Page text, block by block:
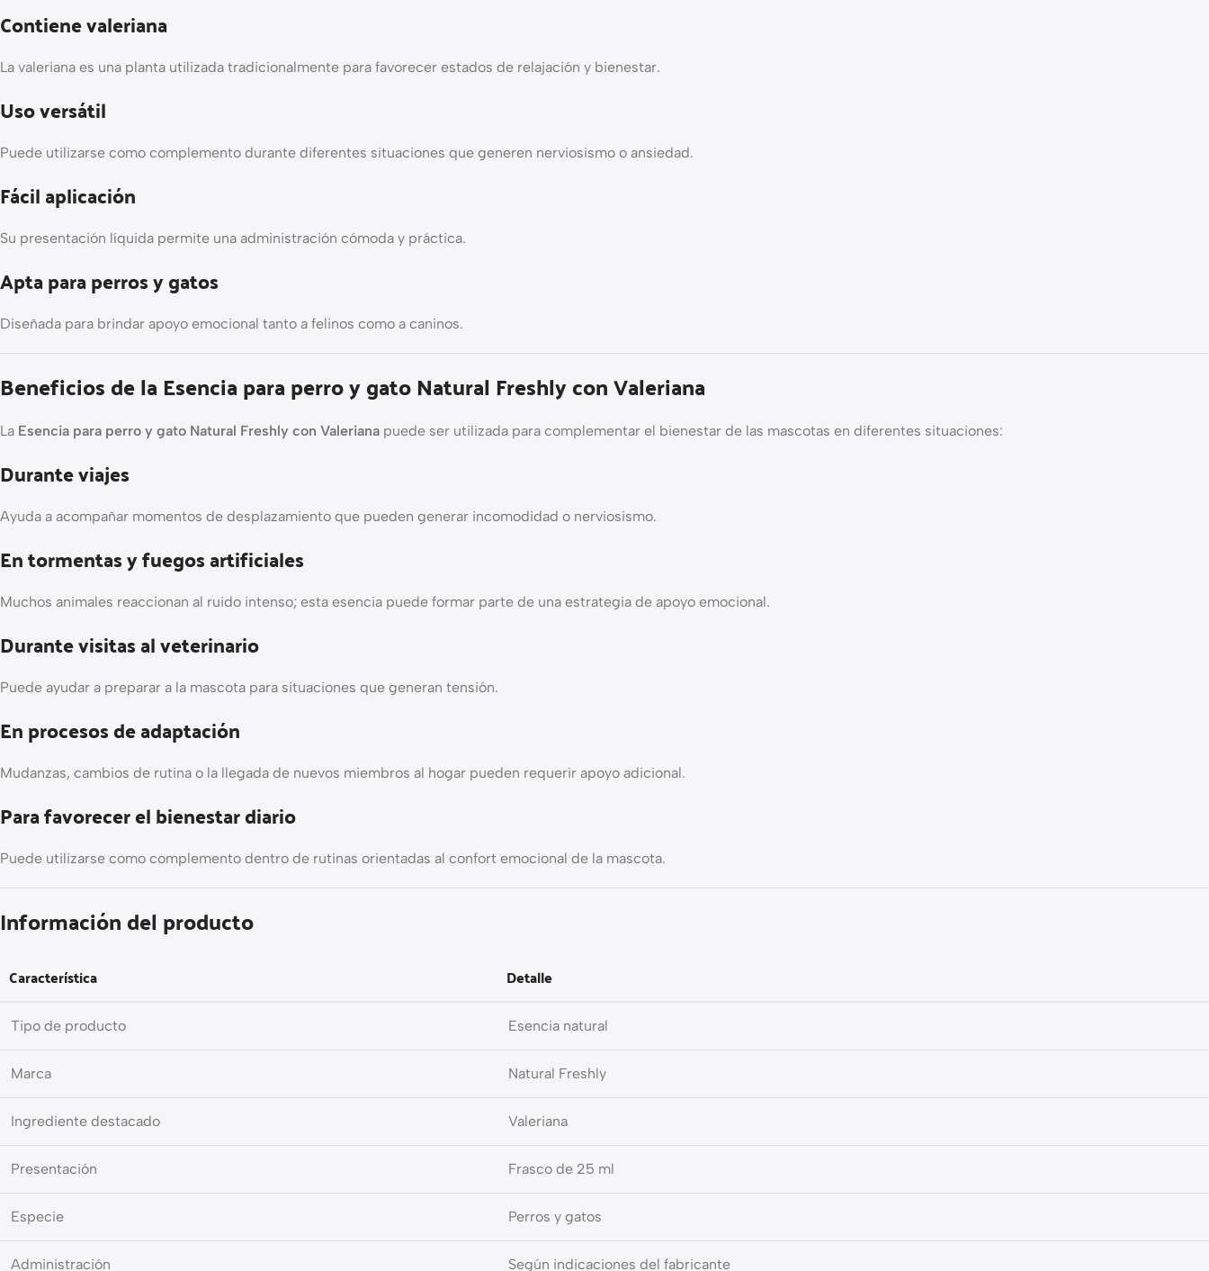
Contiene valeriana
La valeriana es una planta utilizada tradicionalmente para favorecer estados de relajación y bienestar.
Uso versátil
Puede utilizarse como complemento durante diferentes situaciones que generen nerviosismo o ansiedad.
Fácil aplicación
Su presentación líquida permite una administración cómoda y práctica.
Apta para perros y gatos
Diseñada para brindar apoyo emocional tanto a felinos como a caninos.
Beneficios de la Esencia para perro y gato Natural Freshly con Valeriana
La Esencia para perro y gato Natural Freshly con Valeriana puede ser utilizada para complementar el bienestar de las mascotas en diferentes situaciones:
Durante viajes
Ayuda a acompañar momentos de desplazamiento que pueden generar incomodidad o nerviosismo.
En tormentas y fuegos artificiales
Muchos animales reaccionan al ruido intenso; esta esencia puede formar parte de una estrategia de apoyo emocional.
Durante visitas al veterinario
Puede ayudar a preparar a la mascota para situaciones que generan tensión.
En procesos de adaptación
Mudanzas, cambios de rutina o la llegada de nuevos miembros al hogar pueden requerir apoyo adicional.
Para favorecer el bienestar diario
Puede utilizarse como complemento dentro de rutinas orientadas al confort emocional de la mascota.
Información del producto
Característica Detalle
Tipo de producto Esencia natural
Marca Natural Freshly
Ingrediente destacado Valeriana
Presentación Frasco de 25 ml
Especie Perros y gatos
Administración Según indicaciones del fabricante